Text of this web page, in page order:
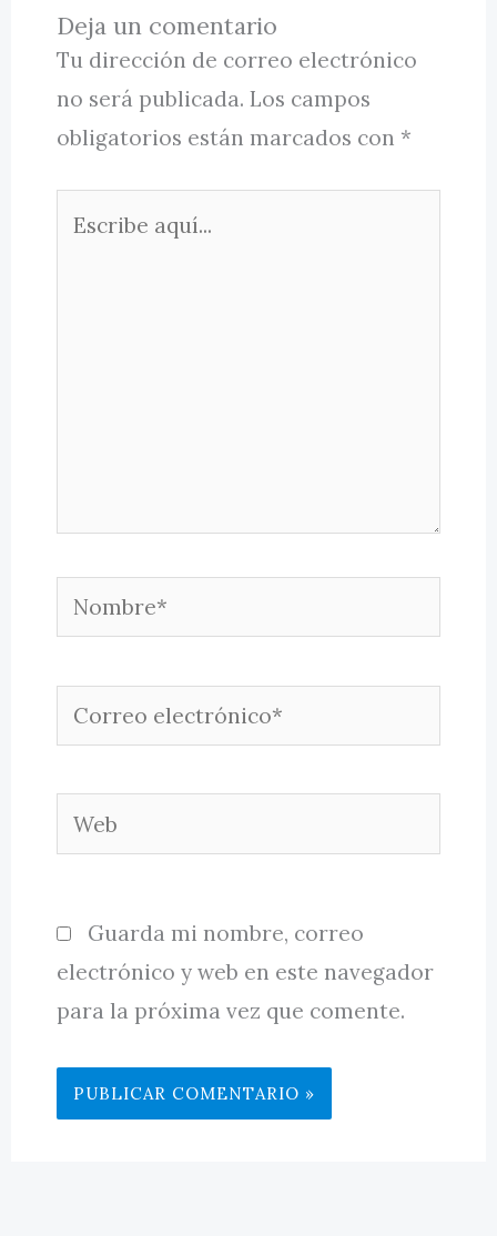
Deja un comentario
Tu dirección de correo electrónico
no será publicada. Los campos
obligatorios están marcados con *
Nombre*
Correo
electrónico*
Web
Guarda mi nombre, correo
electrónico y web en este navegador
para la próxima vez que comente.